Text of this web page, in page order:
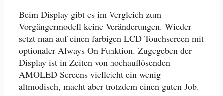
Beim Display gibt es im Vergleich zum
Vorgängermodell keine Veränderungen. Wieder
setzt man auf einen farbigen LCD Touchscreen mit
optionaler Always On Funktion. Zugegeben der
Display ist in Zeiten von hochauflösenden
AMOLED Screens vielleicht ein wenig
altmodisch, macht aber trotzdem einen guten Job.